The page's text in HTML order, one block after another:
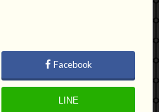
Facebook
LINE